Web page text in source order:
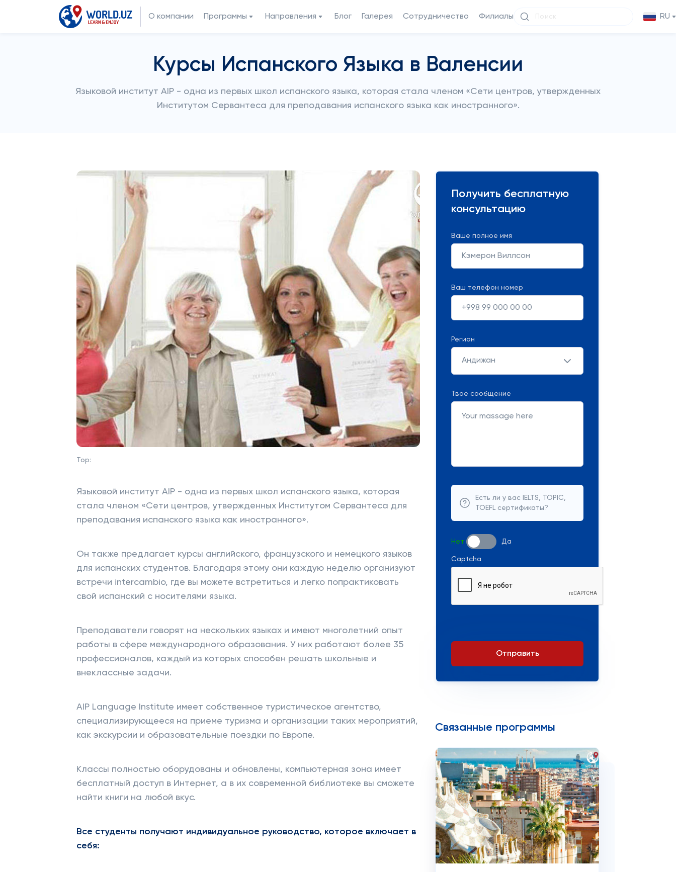
О компании Программы Направления Блог Галерея Сотрудничество Филиалы RU
Курсы Испанского Языка в Валенсии
Языковой институт AIP - одна из первых школ испанского языка, которая стала членом «Сети центров, утвержденных
Институтом Сервантеса для преподавания испанского языка как иностранного».
Top:
Языковой институт AIP - одна из первых школ испанского языка, которая
стала членом «Сети центров, утвержденных Институтом Сервантеса для
преподавания испанского языка как иностранного».
Он также предлагает курсы английского, французского и немецкого языков
для испанских студентов. Благодаря этому они каждую неделю организуют
встречи intercambio, где вы можете встретиться и легко попрактиковать
свой испанский с носителями языка.
Преподаватели говорят на нескольких языках и имеют многолетний опыт
работы в сфере международного образования. У них работают более 35
профессионалов, каждый из которых способен решать школьные и
внеклассные задачи.
AIP Language Institute имеет собственное туристическое агентство,
специализирующееся на приеме туризма и организации таких мероприятий,
как экскурсии и образовательные поездки по Европе.
Классы полностью оборудованы и обновлены, компьютерная зона имеет
бесплатный доступ в Интернет, а в их современной библиотеке вы сможете
найти книги на любой вкус.
Все студенты получают индивидуальное руководство, которое включает в
себя:
Получить бесплатную
консультацию
Ваше полное имя
Ваш телефон номер
Регион
Андижан
Твое сообщение
Есть ли у вас IELTS, TOPIC,
TOEFL сертификаты?
Нет Да
Captcha
Отправить
Связанные программы